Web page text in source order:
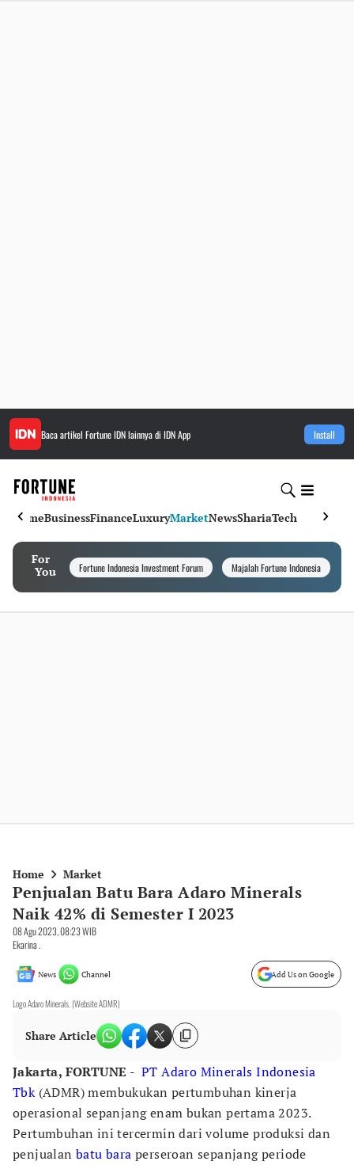
Baca artikel Fortune IDNlainnya di IDN App Install
HomeBusinessFinanceLuxuryMarketNewsShariaTech
For
You
Fortune Indonesia Investment Forum Majalah Fortune Indonesia
Home Market
Penjualan Batu Bara Adaro Minerals
Naik 42% di Semester I 2023
08 Agu 2023, 08:23 WIB
Ekarina .
News Channel Add Us on Google
Logo Adaro Minerals. (Website ADMR)
Share Article
Jakarta, FORTUNE - PT Adaro Minerals Indonesia
Tbk(ADMR) membukukan pertumbuhan kinerja
operasional sepanjang enam bukan pertama 2023.
Pertumbuhan ini tercermin dari volume produksi dan
penjualanbatu bara perseroan sepanjang periode